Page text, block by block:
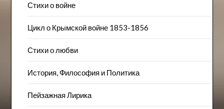
Стихи о войне
Цикл о Крымской войне 1853-1856
Стихи о любви
История, Философия и Политика
Пейзажна​я Лирика